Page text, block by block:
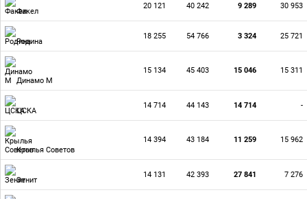
Факел
20 121 40 242 9 289 30 953
Родина
18 255 54 766 3 324 25 721
Динамо М
15 134 45 403 15 046 15 311
ЦСКА
14 714 44 143 14 714 -
Крылья Советов
14 394 43 184 11 259 15 962
Зенит
14 131 42 393 27 841 7 276